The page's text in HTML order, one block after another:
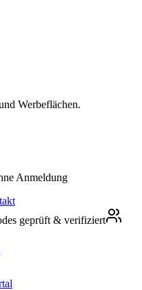
Werbeflächen.
Anmeldung
geprüft & verifiziert